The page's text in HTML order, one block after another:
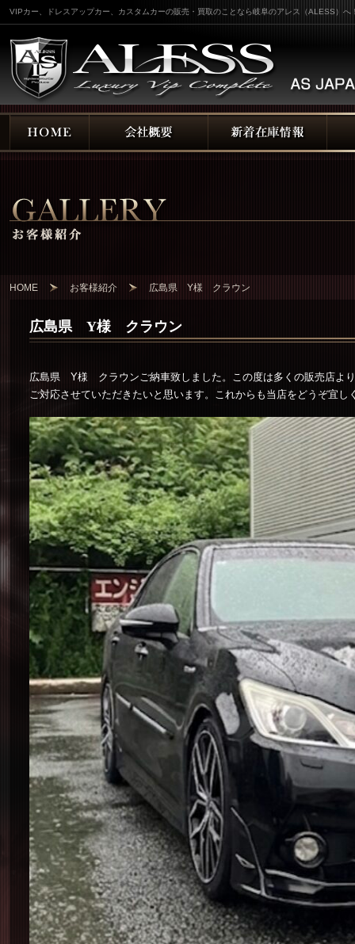
VIPカー、ドレスアップカー、カスタムカーの販売・買取のことなら岐阜のアレス（ALESS）へ
HOME お客様紹介 広島県 Y様 クラウン
広島県 Y様 クラウン
広島県 Y様 クラウンご納車致しました。この度は多くの販売店よ
ご対応させていただきたいと思います。これからも当店をどうぞ宜